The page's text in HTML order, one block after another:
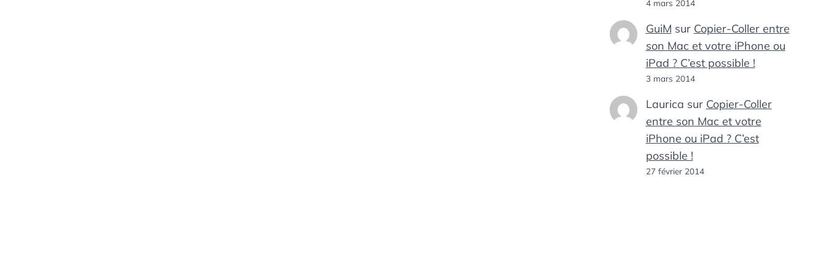
4 mars 2014
GuiM sur Copier-Coller entre
son Mac et votre iPhone ou
iPad ? C’est possible !
3 mars 2014
Laurica sur Copier-Coller
entre son Mac et votre
iPhone ou iPad ? C’est
possible !
27 février 2014